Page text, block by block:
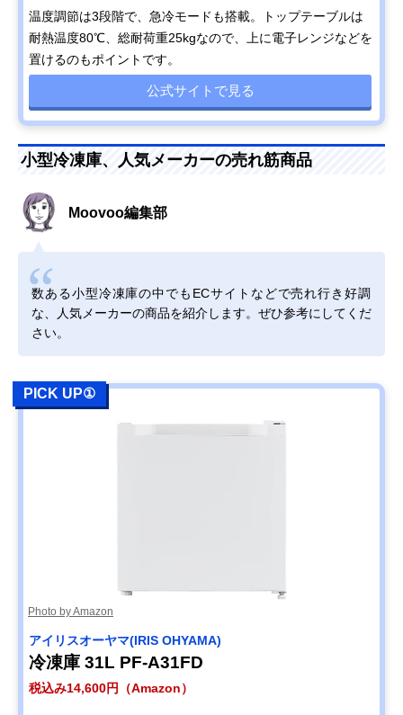
温度調節は3段階で、急冷モードも搭載。トップテーブルは
耐熱温度80℃、総耐荷重25kgなので、上に電子レンジなどを
置けるのもポイントです。
公式サイトで見る
小型冷凍庫、人気メーカーの売れ筋商品
Moovoo編集部
数ある小型冷凍庫の中でもECサイトなどで売れ行き好調
な、人気メーカーの商品を紹介します。ぜひ参考にしてくだ
さい。
PICK UP①
Photo by Amazon
アイリスオーヤマ(IRIS OHYAMA)
冷凍庫 31L PF-A31FD
税込み14,600円（Amazon）